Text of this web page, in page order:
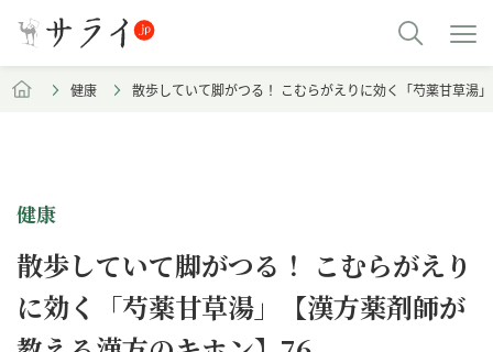
健康 散歩していて脚がつる！ こむらがえりに効く「芍薬甘草湯
健康
散歩していて脚がつる！ こむらがえり
に効く「芍薬甘草湯」【漢方薬剤師が